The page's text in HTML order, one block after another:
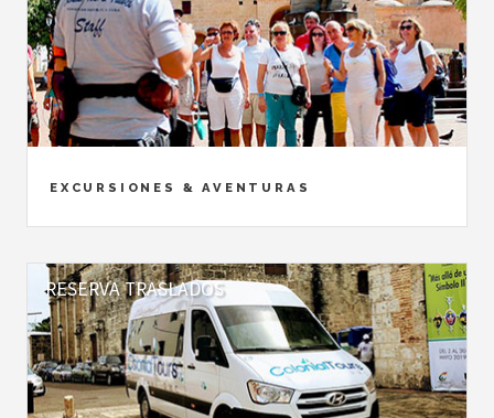
EXCURSIONES & AVENTURAS
RESERVA TRASLADOS